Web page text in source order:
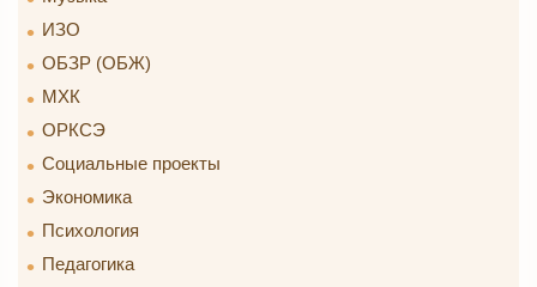
ИЗО
ОБЗР (ОБЖ)
МХК
ОРКСЭ
Социальные проекты
Экономика
Психология
Педагогика